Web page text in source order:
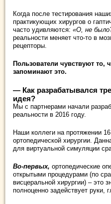
Когда после тестирования
практикующих хирургов о
часто удивляются: «О, не
реальности меняет что-то в
рецепторы.
Пользователи чувствуют то,
запоминают это.
— Как разрабатывался
идея?
Мы с партнерами начали
реальности в 2016 году.
Наши коллеги на протяжении
ортопедической хирургии.
для виртуальной симуляции
Во-первых, ортопедические
открытыми процедурами (по
висцеральной хирургии) – это
полноценно задействует руки,